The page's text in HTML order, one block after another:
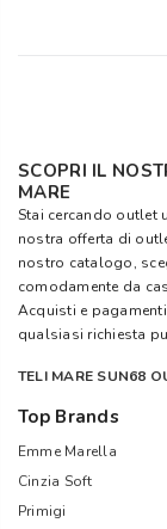
SCOPRI IL
MARE
Stai cercando outlet
nostra offerta di
nostro catalogo,
comodamente da
Acquisti e
qualsiasi richiesta
TELI MARE SUN68
Top Brands
Emme Marella
Cinzia Soft
Primigi